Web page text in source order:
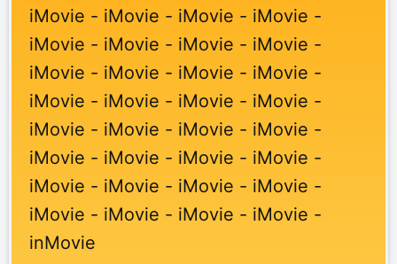
iMovie - iMovie - iMovie - iMovie -
iMovie - iMovie - iMovie - iMovie -
iMovie - iMovie - iMovie - iMovie -
iMovie - iMovie - iMovie - iMovie -
iMovie - iMovie - iMovie - iMovie -
iMovie - iMovie - iMovie - iMovie -
iMovie - iMovie - iMovie - iMovie -
iMovie - iMovie - iMovie - iMovie -
inMovie